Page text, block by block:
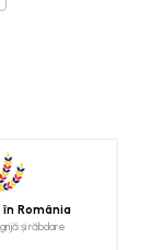
în România
și răbdare